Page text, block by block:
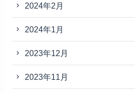
2024年2月
2024年1月
2023年12月
2023年11月